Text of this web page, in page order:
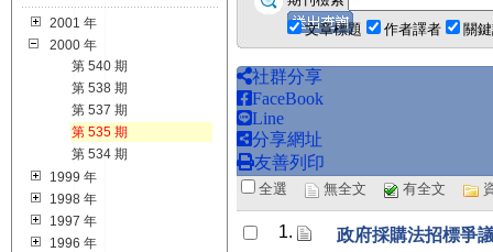
2001 年
2000 年
第 540 期
第 538 期
第 537 期
第 535 期
第 534 期
1999 年
1998 年
1997 年
1996 年
文章標題
作者譯者 關
社群分享
FaceBook
Line
分享網址
友善列印
全選 無全文 有全文
1.
政府採購法招標爭